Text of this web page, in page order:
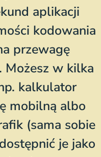
aplikacji
kodowania
przewagę
Możesz w kilka
kalkulator
mobilną albo
(sama sobie
je jako